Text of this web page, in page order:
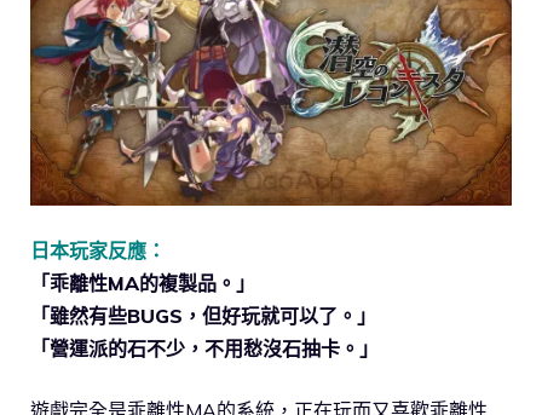
日本玩家反應：
「乖離性MA的複製品。」
「雖然有些BUGS，但好玩就可以了。」
「營運派的石不少，不用愁沒石抽卡。」